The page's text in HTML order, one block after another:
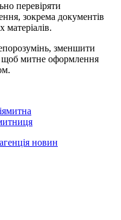
перевіряти
зокрема документів
зменшити
щоб митне оформлення
митна
новин